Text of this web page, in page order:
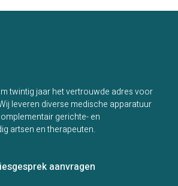
aantal
twintig jaar het vertrouwde adres voor
leveren diverse medische apparatuur
gerichte- en
artsen en therapeuten.
aanvragen